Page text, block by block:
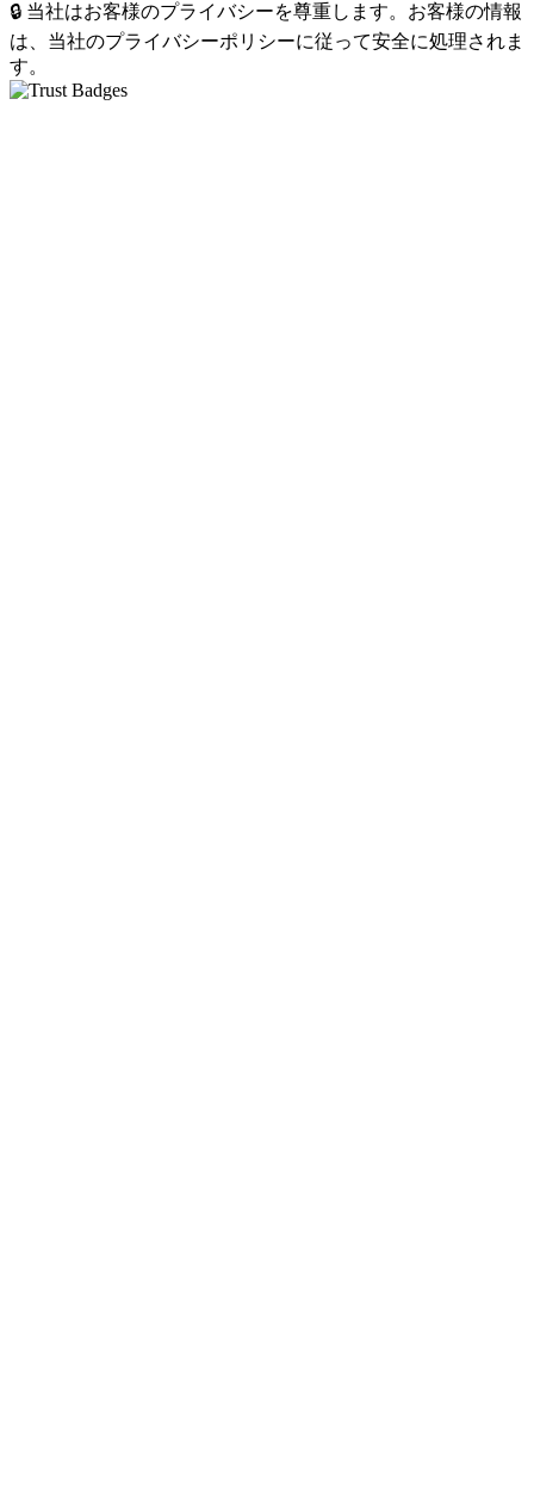
🔒 当社はお客様のプライバシーを尊重します。お客様の情報
は、当社のプライバシーポリシーに従って安全に処理されま
す。